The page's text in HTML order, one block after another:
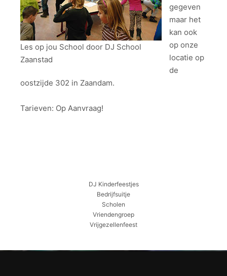
Les op jou School door DJ School
Zaanstad
gegeven
maar het
kan ook
op onze
locatie op
de
oostzijde 302 in Zaandam.
Tarieven: Op Aanvraag!
DJ Kinderfeestjes
Bedrijfsuitje
Scholen
Vriendengroep
Vrijgezellenfeest